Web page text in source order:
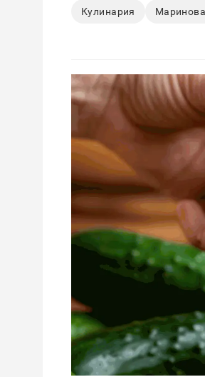
Кулинария